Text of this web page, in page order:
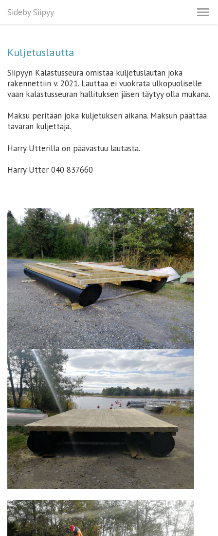
Sideby Siipyy
Kuljetuslautta
Siipyyn Kalastusseura omistaa kuljetuslautan joka
rakennettiin v. 2021. Lauttaa ei vuokrata ulkopuoliselle
vaan kalastusseuran hallituksen jäsen täytyy olla mukana.
Maksu peritään joka kuljetuksen aikana. Maksun päättää
tavaran kuljettaja.
Harry Utterilla on päävastuu lautasta.
Harry Utter 040 837660